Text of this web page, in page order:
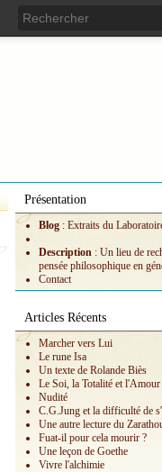
Présentation
Blog : Extraits du
Description : Un lieu de
pensée philosophique en
Contact
Articles Récents
Marcher vers Lui
Le rune Isa
Un texte de Rolande Biès
Le Soi, la Totalité et l'Amour
Nudité
C.G.Jung et la difficulté de
Une autre lecture du
Fuat-il pour cela mourir ?
Une leçon de Goethe
Vivre l'alchimie